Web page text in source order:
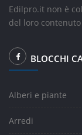
Edilpro.it non è
del loro
BLOCCHI
Alberi e piante
Arredi